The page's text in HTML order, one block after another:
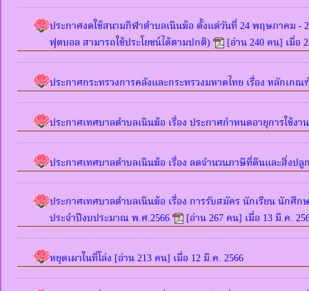
ประกาศงดใช้สนามกีฬาตำบลเนินฆ้อ ตั้งแต่วันที่ 24 พฤษภาคม -
ฟุตบอล สามารถใช้ประโยชน์ได้ตามปกติ)
[อ่าน 240 คน] เมื่อ
ประกาศกระทรวงการคลังและกระทรวงมหาดไทย เรื่อง หลักเก
ประกาศเทศบาลตำบลเนินฆ้อ เรื่อง ประกาศกำหนดอายุการใช้ง
ประกาศเทศบาลตำบลเนินฆ้อ เรื่อง ลดจำนวนภาษีที่ดินและสิ่งป
ประกาศเทศบาลตำบลเนินฆ้อ เรื่อง การรับสมัคร นักเรียน นักศึ
ประจำปีงบประมาณ พ.ศ.2566
[อ่าน 267 คน] เมื่อ 13 มี.ค.
หยุดเผาในที่โล่ง [อ่าน 213 คน] เมื่อ 12 มี.ค. 2566